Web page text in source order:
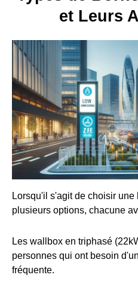
et Leurs
Lorsqu'il s'agit de choisir
plusieurs options, chacune
Les wallbox en triphasé
personnes qui ont besoin
fréquente.